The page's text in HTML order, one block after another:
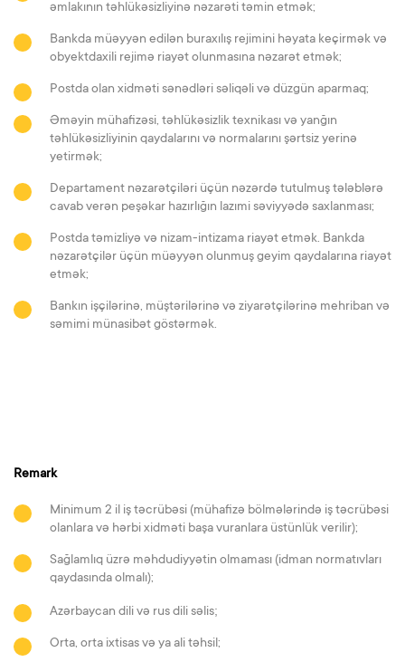
əmlakının təhlükəsizliyinə nəzarəti təmin etmək;
Bankda müəyyən edilən buraxılış rejimini həyata keçirmək və
obyektdaxili rejimə riayət olunmasına nəzarət etmək;
Postda olan xidməti sənədləri səliqəli və düzgün aparmaq;
Əməyin mühafizəsi, təhlükəsizlik texnikası və yanğın
təhlükəsizliyinin qaydalarını və normalarını şərtsiz yerinə
yetirmək;
Departament nəzarətçiləri üçün nəzərdə tutulmuş tələblərə
cavab verən peşəkar hazırlığın lazımi səviyyədə saxlanması;
Postda təmizliyə və nizam-intizama riayət etmək. Bankda
nəzarətçilər üçün müəyyən olunmuş geyim qaydalarına riayət
etmək;
Bankın işçilərinə, müştərilərinə və ziyarətçilərinə mehriban və
səmimi münasibət göstərmək.
Remark
Minimum 2 il iş təcrübəsi (mühafizə bölmələrində iş təcrübəsi
olanlara və hərbi xidməti başa vuranlara üstünlük verilir);
Sağlamlıq üzrə məhdudiyyətin olmaması (idman normatıvları
qaydasında olmalı);
Azərbaycan dili və rus dili səlis;
Orta, orta ixtisas və ya ali təhsil;